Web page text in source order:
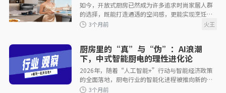
如今，开放式厨房已然成为许多追求时尚家居人群
的选择，既能打造通透的空间感，更能实现烹饪与
社交的无缝衔接。但油烟难题，却让许多人的开放
厨房里的“真”与“伪”：AI浪潮
下，中式智能厨电的理性进化论
2026年，随着“人工智能+”行动与智能经济政策
的全面落地，厨电行业的智能化进程被推向新的战
略高度。然而，喧嚣之下，消费者却越来越难被